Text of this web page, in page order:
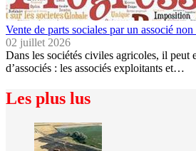
Vente de parts sociales par un associé
02 juillet 2026
Dans les sociétés civiles agricoles, il peut
d’associés : les associés exploitants et…
Les plus lus